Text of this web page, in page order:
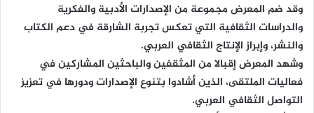
وقد ضم المعرض مجموعة من الإصدارات الأدبية والفكرية
والدراسات الثقافية التي تعكس تجربة الشارقة في دعم الكتاب
والنشر، وإبراز الإنتاج الثقافي العربي.
وشهد المعرض إقبالا من المثقفين والباحثين المشاركين في
فعاليات الملتقى، الذين أشادوا بتنوع الإصدارات ودورها في تعزيز
التواصل الثقافي العربي.